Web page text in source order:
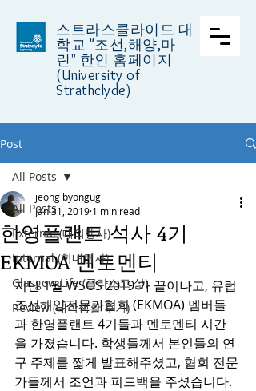
스트라스클라이드 대
학교 "조선,해양,마
린" 한인 홈페이지
(University of
Strathclyde)
Post
All Posts
External (대외행사)
Internal (학내행사)
Glasgow Life (글라스고 삶)
Review (대학생활 후기)
All Posts
한영플랜트 석사 4기
EKMOA 멘토멘티
jeong byongug
Jan 31, 2019 1 min read
지난 1월 WSOS 2019 가 끝이나고, 유럽
조선해양전문가협회 (EKMOA) 멤버들
과 한영플랜트 4기들과 멘토멘티 시간
을 가졌습니다. 학생들께서 본인들의 연
구 주제를 짧게 발표해주셨고, 협회 전문
가들께서 조언과 피드백을 주셨습니다.